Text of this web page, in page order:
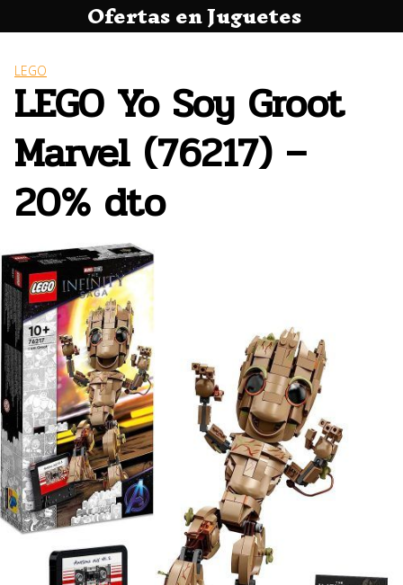
al
Ofertas en Juguetes
LEGO
LEGO Yo Soy Groot
Marvel (76217) –
20% dto